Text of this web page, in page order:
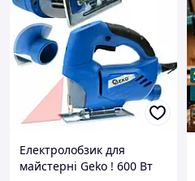
Електролобзик для
майстерні Geko ! 600 Вт